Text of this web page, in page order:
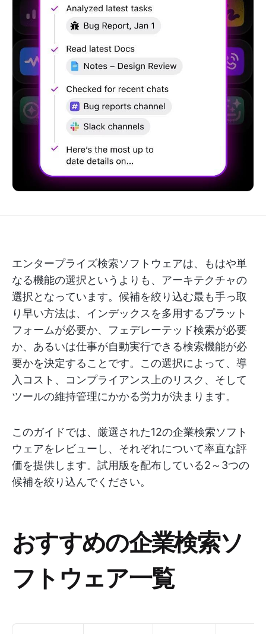
エンタープライズ検索ソフトウェアは、もはや単
なる機能の選択というよりも、アーキテクチャの
選択となっています。候補を絞り込む最も手っ取
り早い方法は、インデックスを多用するプラット
フォームが必要か、フェデレーテッド検索が必要
か、あるいは仕事が自動実行できる検索機能が必
要かを決定することです。この選択によって、導
入コスト、コンプライアンス上のリスク、そして
ツールの維持管理にかかる労力が決まります。
このガイドでは、厳選された12の企業検索ソフト
ウェアをレビューし、それぞれについて率直な評
価を提供します。試用版を配布している2～3つの
候補を絞り込んでください。
おすすめの企業検索ソ
フトウェア一覧